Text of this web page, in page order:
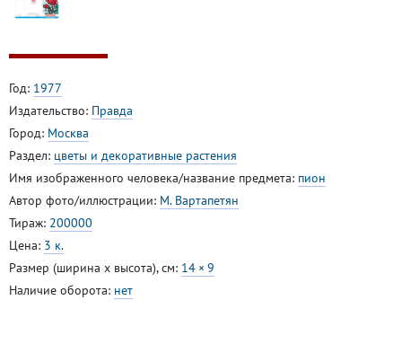
Год: 1977
Издательство: Правда
Город: Москва
Раздел: цветы и декоративные растения
Имя изображенного человека/название предмета: пион
Автор фото/иллюстрации: М. Вартапетян
Тираж: 200000
Цена: 3 к.
Размер (ширина x высота), см: 14 × 9
Наличие оборота: нет